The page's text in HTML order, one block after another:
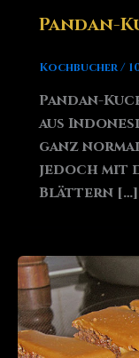
Pandan-
Kochbucher/
Pandan-
aus
ganz
jedoch mit
Blättern […]